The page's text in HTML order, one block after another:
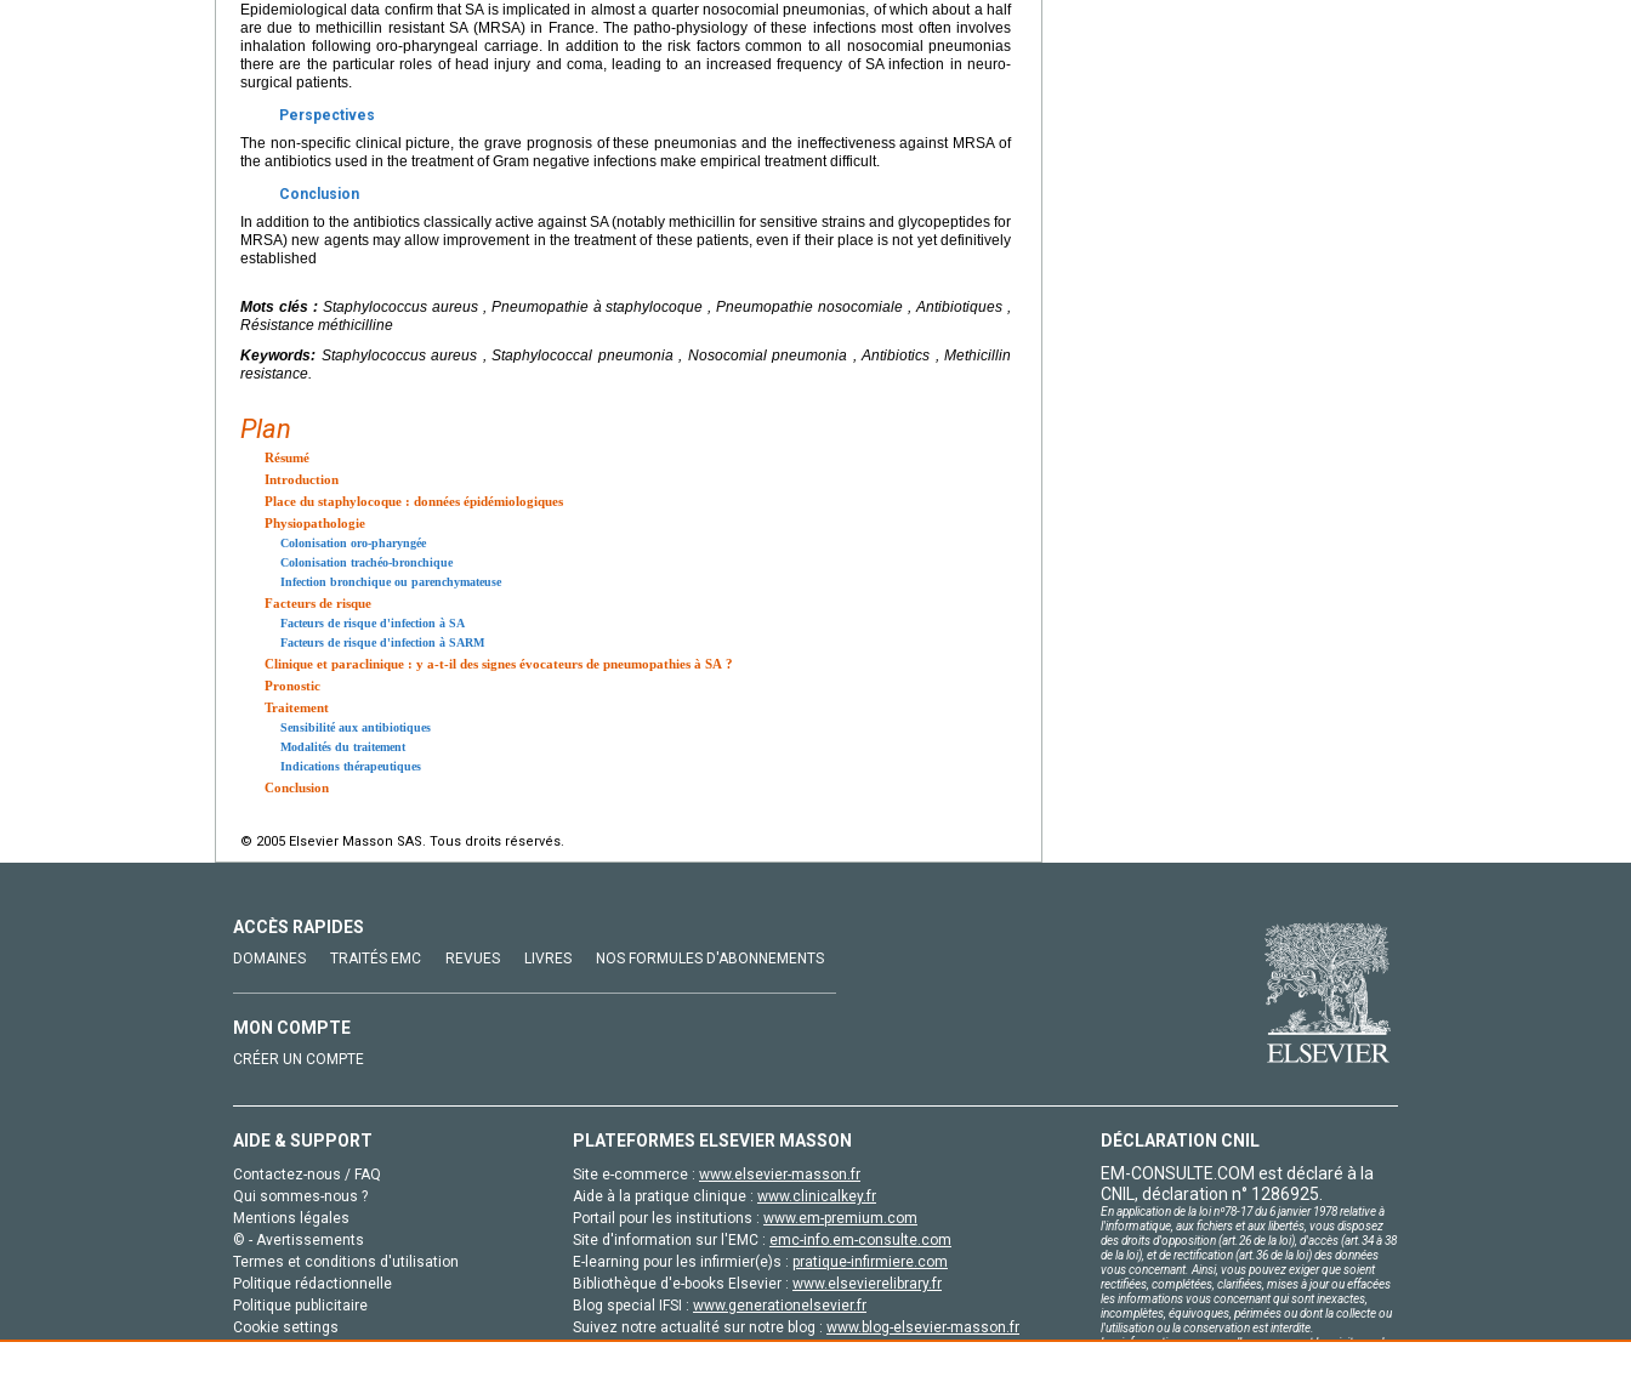
Epidemiological data confirm that SA is implicated in almost a quarter nosocomial pneumonias, of which about a half
are due to methicillin resistant SA (MRSA) in France. The patho-physiology of these infections most often involves
inhalation following oro-pharyngeal carriage. In addition to the risk factors common to all nosocomial pneumonias
there are the particular roles of head injury and coma, leading to an increased frequency of SA infection in neuro-
surgical patients.
Perspectives
The non-specific clinical picture, the grave prognosis of these pneumonias and the ineffectiveness against MRSA of
the antibiotics used in the treatment of Gram negative infections make empirical treatment difficult.
Conclusion
In addition to the antibiotics classically active against SA (notably methicillin for sensitive strains and glycopeptides for
MRSA) new agents may allow improvement in the treatment of these patients, even if their place is not yet definitively
established
Mots clés : Staphylococcus aureus , Pneumopathie à staphylocoque , Pneumopathie nosocomiale , Antibiotiques ,
Résistance méthicilline
Keywords: Staphylococcus aureus , Staphylococcal pneumonia , Nosocomial pneumonia , Antibiotics , Methicillin
resistance.
Plan
Résumé
Introduction
Place du staphylocoque : données épidémiologiques
Physiopathologie
Colonisation oro-pharyngée
Colonisation trachéo-bronchique
Infection bronchique ou parenchymateuse
Facteurs de risque
Facteurs de risque d'infection à SA
Facteurs de risque d'infection à SARM
Clinique et paraclinique : y a-t-il des signes évocateurs de pneumopathies à SA ?
Pronostic
Traitement
Sensibilité aux antibiotiques
Modalités du traitement
Indications thérapeutiques
Conclusion
© 2005 Elsevier Masson SAS. Tous droits réservés.
ACCÈS RAPIDES
DOMAINES TRAITÉS EMC REVUES LIVRES NOS FORMULES D'ABONNEMENTS
MON COMPTE
CRÉER UN COMPTE
AIDE & SUPPORT
Contactez-nous / FAQ
Qui sommes-nous ?
Mentions légales
© - Avertissements
Termes et conditions d'utilisation
Politique rédactionnelle
Politique publicitaire
Cookie settings
PLATEFORMES ELSEVIER MASSON
Site e-commerce : www.elsevier-masson.fr
Aide à la pratique clinique : www.clinicalkey.fr
Portail pour les institutions : www.em-premium.com
Site d'information sur l'EMC : emc-info.em-consulte.com
E-learning pour les infirmier(e)s : pratique-infirmiere.com
Bibliothèque d'e-books Elsevier : www.elsevierelibrary.fr
Blog special IFSI : www.generationelsevier.fr
Suivez notre actualité sur notre blog : www.blog-elsevier-masson.fr
DÉCLARATION CNIL
EM-CONSULTE.COM est déclaré à la
CNIL, déclaration n° 1286925.
En application de la loi nº78-17 du 6 janvier 1978 relative à
l'informatique, aux fichiers et aux libertés, vous disposez
des droits d'opposition (art.26 de la loi), d'accès (art.34 à 38
de la loi), et de rectification (art.36 de la loi) des données
vous concernant. Ainsi, vous pouvez exiger que soient
rectifiées, complétées, clarifiées, mises à jour ou effacées
les informations vous concernant qui sont inexactes,
incomplètes, équivoques, périmées ou dont la collecte ou
l'utilisation ou la conservation est interdite.
Les informations personnelles concernant les visiteurs de